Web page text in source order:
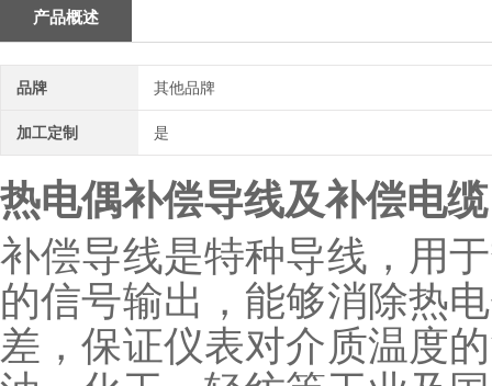
产品概述
品牌 其他品牌
加工定制 是
热电偶补偿导线及补偿电缆
补偿导线是特种导线，用
的信号输出，能够消除热
差，保证仪表对介质温度